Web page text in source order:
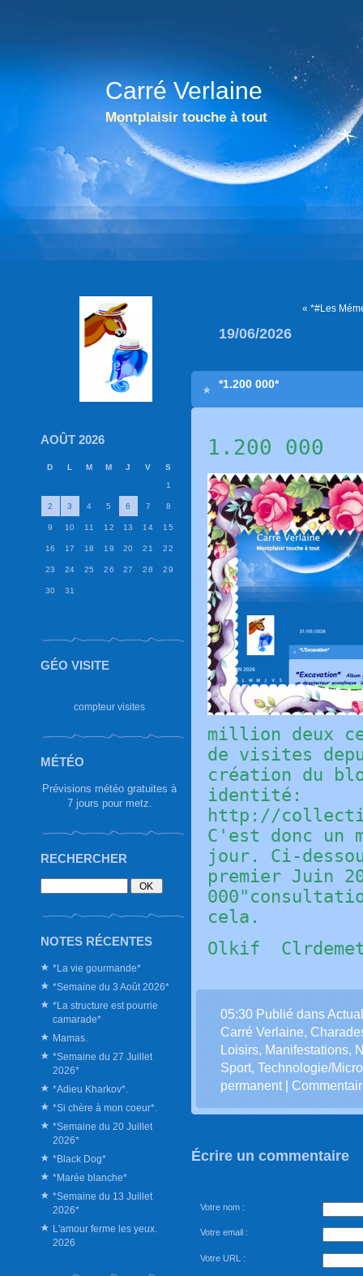
Carré Verlaine
Montplaisir touche à tout
AOÛT 2026
D L M M J V
S
1
2 3 4 5 6 7 8
9 10 11 12 13 14 15
16 17 18 19 20 21 22
23 24 25 26 27 28 29
30 31
GÉO VISITE
compteur visites
MÉTÉO
Prévisions météo gratuites à
7 jours pour metz.
RECHERCHER
NOTES RÉCENTES
*La vie gourmande*
*Semaine du 3 Août 2026*
*La structure est pourrie
camarade*
Mamas.
*Semaine du 27 Juillet
2026*
*Adieu Kharkov*.
*Si chère à mon coeur*.
*Semaine du 20 Juillet
2026*
*Black Dog*
*Marée blanche*
*Semaine du 13 Juillet
2026*
L'amour ferme les yeux.
2026
« *#Les
19/06/2026
*1.200 000*
1.200 000
million deux
de visites
création du
identité:
http://
C'est donc un
jour. Ci-
premier Juin
cela.
Olkif
05:30 Publié dans
Carré Verlaine,
Loisirs, Manifestations,
Sport, Technologie/Micro
permanent
Écrire un commentaire
Votre nom :
Votre email :
Votre URL :